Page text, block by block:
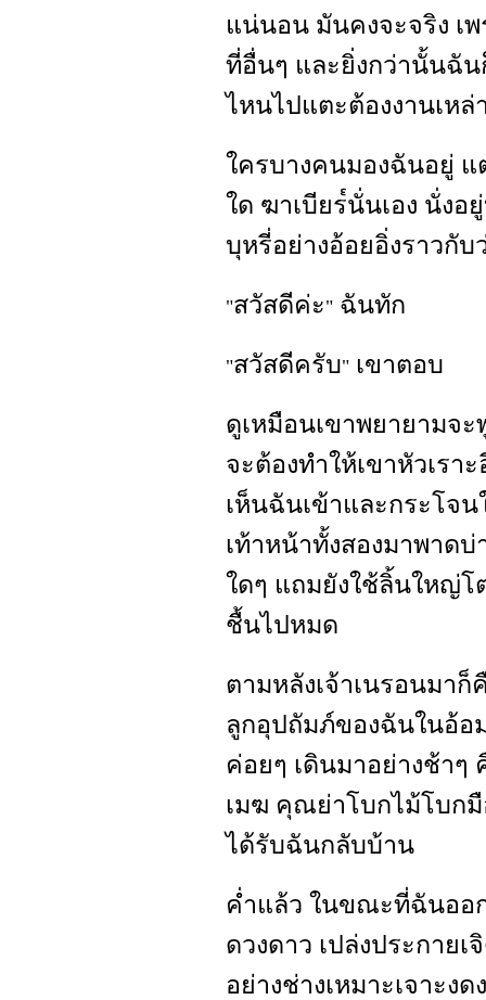
แน่นอน มันคงจะจริง เ
ที่อื่นๆ และยิ่งกว่านั้นฉั
ไหนไปแตะต้องงานเหล่
ใครบางคนมองฉันอยู่ แ
ใด ฆาเบียร๎นั่นเอง นั่ง
บุหรี่อย่างอ้อยอิ่งราวกับ
"สวัสดีค่ะ" ฉันทัก
"สวัสดีครับ" เขาตอบ
ดูเหมือนเขาพยายามจ
จะต้องทำให้เขาหัวเรา
เห็นฉันเข้าและกระโจ
เท้าหน้าทั้งสองมาพาด
ใดๆ แถมยังใช้ลิ้นใหญ่
ชื้นไปหมด
ตามหลังเจ้าเนรอนมา
ลูกอุปถัมภ์ของฉันในอ้อ
ค่อยๆ เดินมาอย่างช้า
เมฆ คุณย่าโบกไม้โบก
ได้รับฉันกลับบ้าน
ค่ำแล้ว ในขณะที่ฉันออ
ดวงดาว เปล่งประกาย
อย่างช่างเหมาะเจาะง